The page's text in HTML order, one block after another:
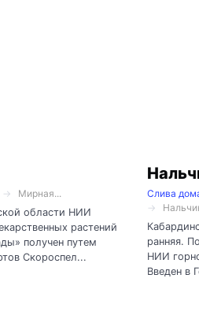
Мирная...
области НИИ
растений
получен путем
Скороспел...
Слива
ранняя.
НИИ
Введен в